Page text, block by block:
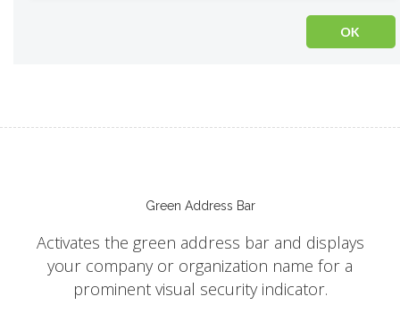
Green Address Bar
Activates the green address bar and displays
your company or organization name for a
prominent visual security indicator.